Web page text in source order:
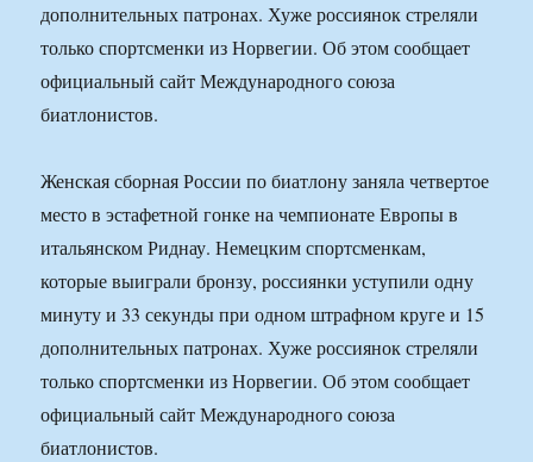
дополнительных патронах. Хуже россиянок стреляли
только спортсменки из Норвегии. Об этом сообщает
официальный сайт Международного союза
биатлонистов.
Женская сборная России по биатлону заняла четвертое
место в эстафетной гонке на чемпионате Европы в
итальянском Риднау. Немецким спортсменкам,
которые выиграли бронзу, россиянки уступили одну
минуту и 33 секунды при одном штрафном круге и 15
дополнительных патронах. Хуже россиянок стреляли
только спортсменки из Норвегии. Об этом сообщает
официальный сайт Международного союза
биатлонистов.